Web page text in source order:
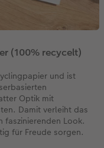
(100% recycelt)
und ist
Optik mit
Damit verleiht das
faszinierenden Look.
für Freude sorgen.